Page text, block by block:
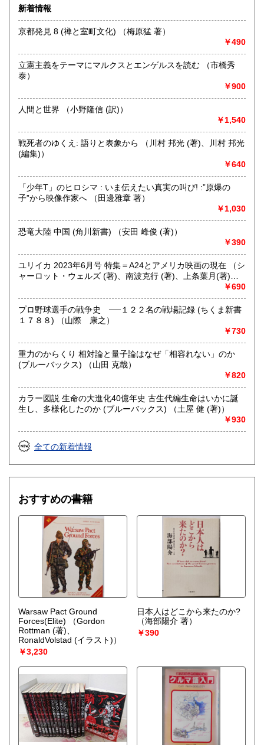
宮崎県
沖縄県 300円
にお問い合わせください。出張費は、無料です。
沿線名：伯備線・桃太郎線(吉備線)
営業時間：9時から17時
定休日：年中無休
不死鳥BOOKSでは、書籍だけでなくCD、DVD、レコード、
ゲーム、おもちゃ、骨董品まであらゆるものの買い取りがで
にお問い合わせください。出張費は、無料です。
哲学宗教、歴史、社会科学、自然科学、美術工芸、趣味、外
国書、サブカルチャー、古書一般（その他）
オールジャンル
新着情報
京都発見 8 (禅と室町文化) （梅原猛 著）
￥490
立憲主義をテーマにマルクスとエンゲルスを読む （市橋秀
泰）
￥900
人間と世界 （小野隆信 (訳)）
￥1,540
戦死者のゆくえ: 語りと表象から （川村 邦光 (著)、川村 邦光
(編集)）
￥640
「少年T」のヒロシマ : いま伝えたい真実の叫び! :”原爆の
子”から映像作家へ （田邊雅章 著）
￥1,030
恐竜大陸 中国 (角川新書) （安田 峰俊 (著)）
￥390
ユリイカ 2023年6月号 特集＝A24とアメリカ映画の現在 （シ
ャーロット・ウェルズ (著)、南波克行 (著)、上条葉月(著)、
￥690
プロ野球選手の戦争史 ──１２２名の戦場記録 (ちくま新書
１７８８) （山際 康之）
￥730
重力のからくり 相対論と量子論はなぜ「相容れない」のか
(ブルーバックス) （山田 克哉）
￥820
カラー図説 生命の大進化40億年史 古生代編生命はいかに誕
生し、多様化したのか (ブルーバックス) （土屋 健 (著)）
￥930
全ての新着情報
おすすめの書籍
Warsaw Pact Ground
Forces(Elite)
（Gordon
Rottman (著)、
RonaldVolstad (イラスト)）
￥3,230
日本人はどこから来たのか?
（海部陽介 著）
￥390